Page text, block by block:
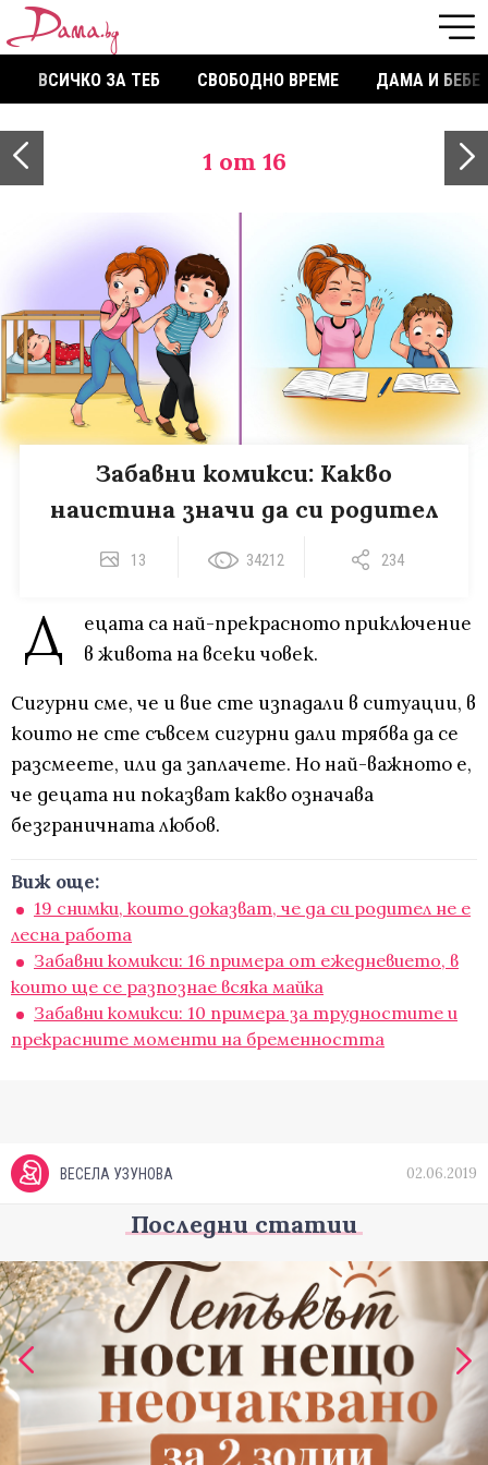
ВСИЧКО ЗА ТЕБ СВОБОДНО ВРЕМЕ ДАМА И БЕБЕ
1 от 16
Забавни комикси: Какво
наистина значи да си родител
13 34212 234
Д
ецата са най-прекрасното приключение
в живота на всеки човек.
Сигурни сме, че и вие сте изпадали в ситуации, в
които не сте съвсем сигурни дали трябва да се
разсмеете, или да заплачете. Но най-важното е,
че децата ни показват какво означава
безграничната любов.
Виж още:
19 снимки, които доказват, че да си родител не е
лесна работа
Забавни комикси: 16 примера от ежедневието, в
които ще се разпознае всяка майка
Забавни комикси: 10 примера за трудностите и
прекрасните моменти на бременността
ВЕСЕЛА УЗУНОВА 02.06.2019
Последни статии